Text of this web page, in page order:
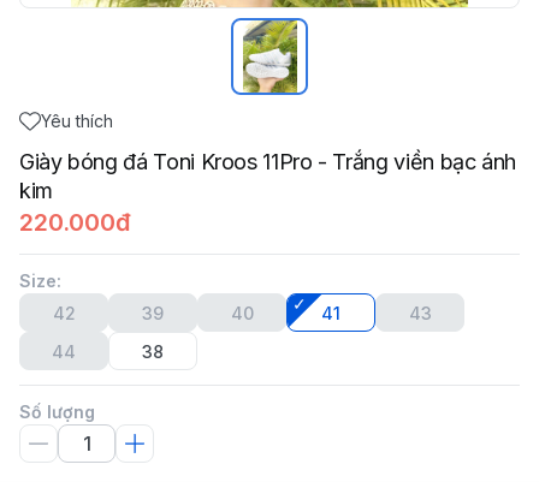
Yêu thích
Giày bóng đá Toni Kroos 11Pro - Trắng viền bạc ánh
kim
220.000đ
Size:
42
39 40 41
43
44
38
Số lượng